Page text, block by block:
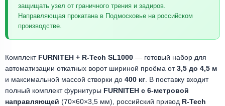
защищать узел от граничного трения и задиров.
Направляющая прокатана в Подмосковье на российском
производстве.
Комплект FURNITEH + R-Tech SL1000 — готовый набор для
автоматизации откатных ворот шириной проёма от3,5 до 4,5 м
и максимальной массой створки до 400 кг . В поставку входит
полный комплект фурнитуры FURNITEH с 6-метровой
направляющей (70×60×3,5 мм), российский привод R-Tech